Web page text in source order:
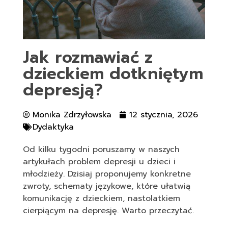
Jak rozmawiać z
dzieckiem dotkniętym
depresją?
Monika Zdrzyłowska
12 stycznia, 2026
Dydaktyka
Od kilku tygodni poruszamy w naszych
artykułach problem depresji u dzieci i
młodzieży. Dzisiaj proponujemy konkretne
zwroty, schematy językowe, które ułatwią
komunikację z dzieckiem, nastolatkiem
cierpiącym na depresję. Warto przeczytać.